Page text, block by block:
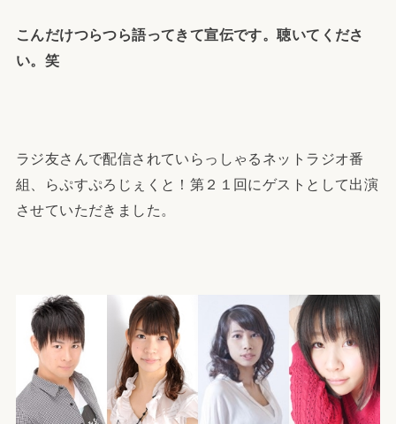
こんだけつらつら語ってきて宣伝です。聴いてくださ
い。笑
ラジ友さんで配信されていらっしゃるネットラジオ番
組、らぷすぷろじぇくと！第２１回にゲストとして出演
させていただきました。